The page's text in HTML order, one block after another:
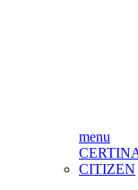
menu
CITIZEN